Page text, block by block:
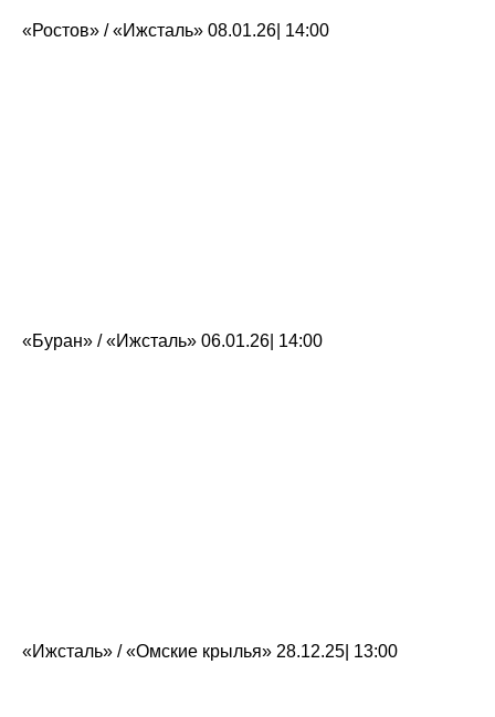
«Ростов» / «Ижсталь» 08.01.26| 14:00
«Буран» / «Ижсталь» 06.01.26| 14:00
«Ижсталь» / «Омские крылья» 28.12.25| 13:00